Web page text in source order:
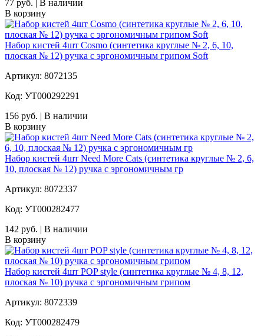
77 руб. | В наличии
В корзину
Набор кистей 4шт Cosmo (синтетика круглые № 2, 6, 10,
плоская № 12) ручка с эргономичным грипом Soft
Артикул: 8072135
Код: УТ000292291
156 руб. | В наличии
В корзину
Набор кистей 4шт Need More Cats (синтетика круглые № 2, 6,
10, плоская № 12) ручка с эргономичным гр
Артикул: 8072337
Код: УТ000282477
142 руб. | В наличии
В корзину
Набор кистей 4шт POP style (синтетика круглые № 4, 8, 12,
плоская № 10) ручка с эргономичным грипом
Артикул: 8072339
Код: УТ000282479